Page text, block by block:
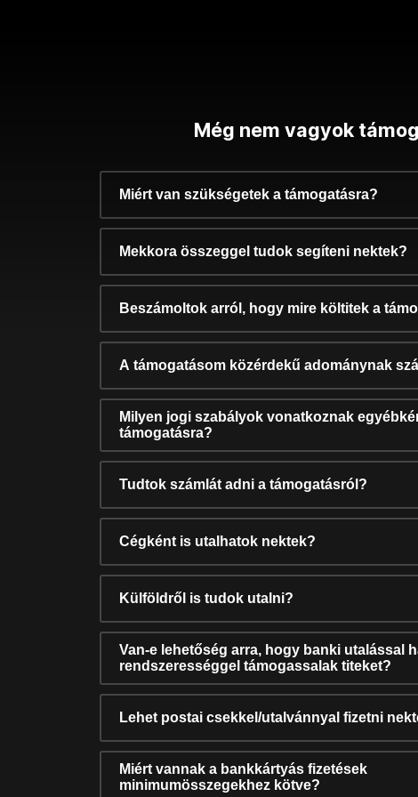
Még nem vagyok
Miért van szükségetek a támogatásra?
Mekkora összeggel tudok segíteni nektek?
Beszámoltok arról, hogy mire költitek a
A támogatásom közérdekű adománynak
Milyen jogi szabályok vonatkoznak
támogatásra?
Tudtok számlát adni a támogatásról?
Cégként is utalhatok nektek?
Külföldről is tudok utalni?
Van-e lehetőség arra, hogy banki utalással
rendszerességgel támogassalak titeket?
Lehet postai csekkel/utalvánnyal fizetni
Miért vannak a bankkártyás fizetések
minimumösszegekhez kötve?